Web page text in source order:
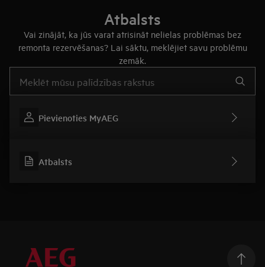
Atbalsts
Vai zinājāt, ka jūs varat atrisināt nelielas problēmas bez
remonta rezervēšanas? Lai sāktu, meklējiet savu problēmu
zemāk.
Pievienoties MyAEG
Atbalsts